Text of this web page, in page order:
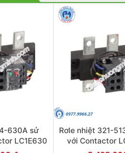
630A sử
LC1E630
Rơle nhiệt 321-
với Contactor